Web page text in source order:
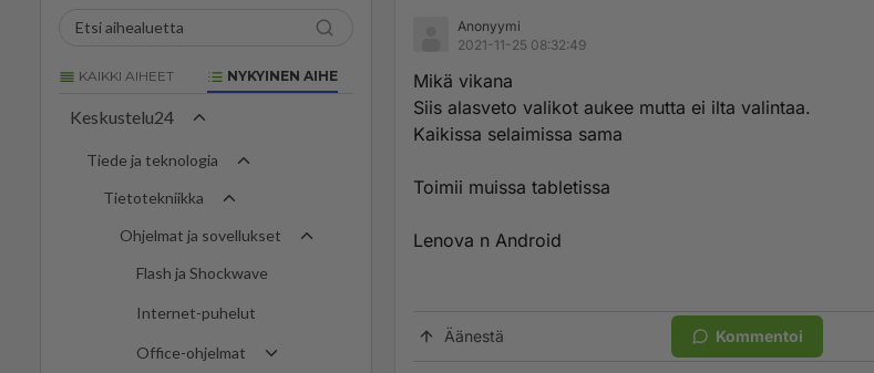
KAIKKI AIHEET NYKYINEN AIHE
Keskustelu24
Tiede ja teknologia
Tietotekniikka
Ohjelmat ja sovellukset
Flash ja Shockwave
Internet-puhelut
Office-ohjelmat
Anonyymi
2021-11-25 08:32:49
Mikä vikana
Siis alasveto valikot aukee mutta ei ilta valintaa.
Kaikissa selaimissa sama
Toimii muissa tabletissa
Lenova n Android
Äänestä Kommentoi